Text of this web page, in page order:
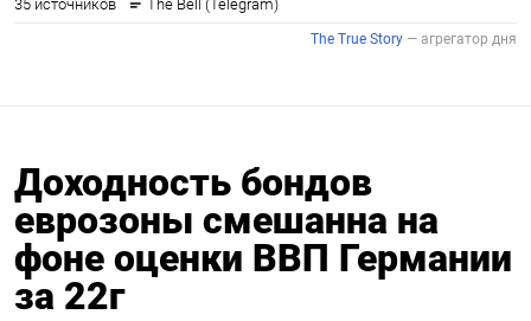
Доходность бондов
еврозоны смешанна на
фоне оценки ВВП Германии
за 22г